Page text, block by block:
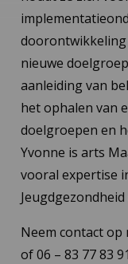
doorontwikkeling
nieuwe
aanleiding van
het ophalen van
doelgroepen en
Yvonne is arts
vooral expertise
Neem contact op
of 06 – 83 77 83